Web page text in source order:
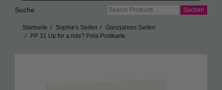
TeaGifts
Teedosen
Suche
Suche
Startseite
Sophie's Seifen
Ganzjahres Seifen
PP 31 Up for a ride? Pola Postkarte